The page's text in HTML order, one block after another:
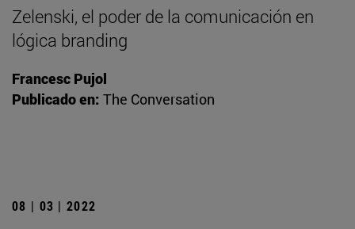
Zelenski, el poder de la comunicación en
lógica branding
Francesc Pujol
Publicado en: The Conversation
08 | 03 | 2022